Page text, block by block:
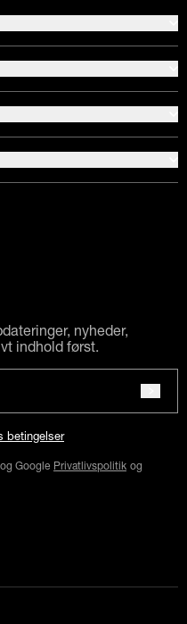
nyheder,
indhold først.
betingelser
Google Privatlivspolitik og